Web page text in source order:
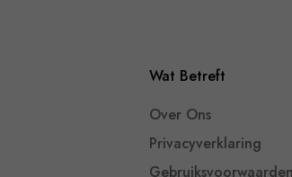
Wat Betreft
Over Ons
Privacyverklaring
Gebruiksvoorwaarden